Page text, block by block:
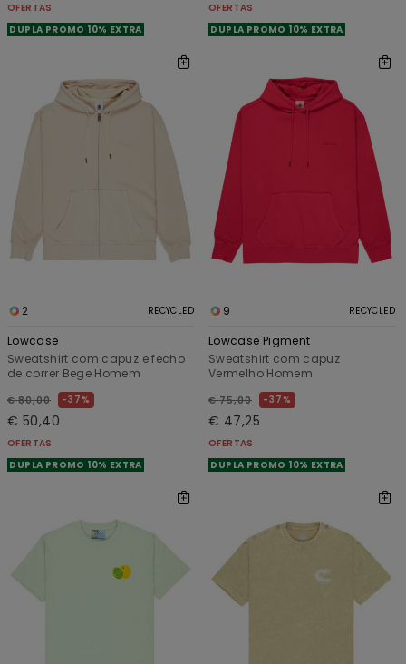
OFERTAS
DUPLA PROMO 10% EXTRA
OFERTAS
DUPLA PROMO 10% EXTRA
2 RECYCLED
Lowcase
Sweatshirt com capuz e fecho
de correr Bege Homem
€ 80,00 37%
€ 50,40
OFERTAS
DUPLA PROMO 10% EXTRA
9 RECYCLED
Lowcase Pigment
Sweatshirt com capuz
Vermelho Homem
€ 75,00 37%
€ 47,25
OFERTAS
DUPLA PROMO 10% EXTRA